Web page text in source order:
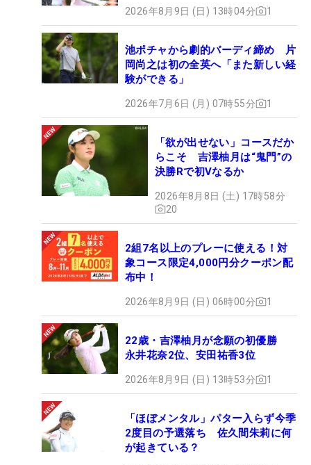
2026年8月9日 (日) 13時04分 1
池ポチャから劇的バーディ締め 片
岡尚之は初の全英へ「また新しい経
験ができる」
2026年7月6日 (月) 07時55分 1
「欲が出せない」コースだか
らこそ 吉澤柚月は“鬼門”の
決勝Rで初Vなるか
2026年8月8日 (土) 17時58分
20
2組7名以上のプレーに使える！対
象コース限定4,000円分クーポン配
布中！
2026年8月9日 (日) 06時00分 1
22歳・吉澤柚月が念願の初優勝
永井花奈2位、安田祐香3位
2026年8月9日 (日) 13時53分 1
「ほぼメンタル」パター入らず今季
2度目の予選落ち 佐久間朱莉に何
が起きている？